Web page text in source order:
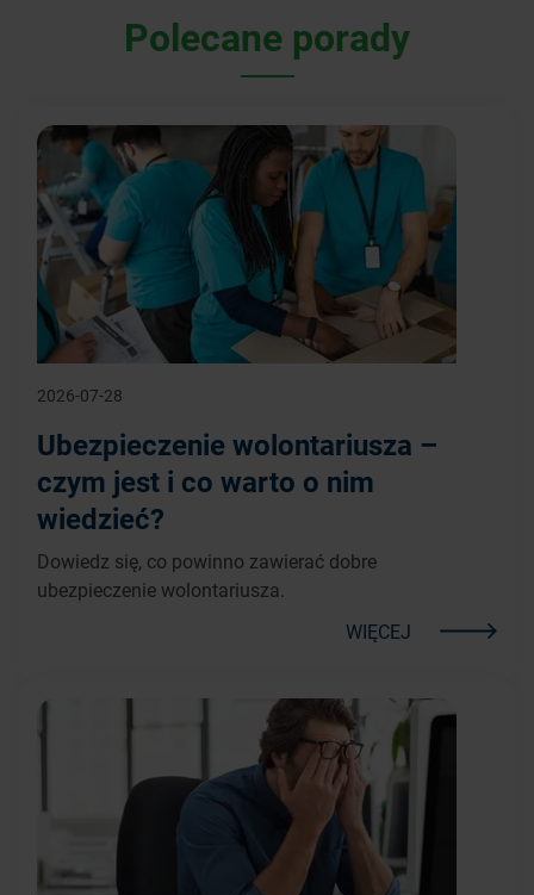
Polecane porady
2026-07-28
Ubezpieczenie wolontariusza –
czym jest i co warto o nim
wiedzieć?
Dowiedz się, co powinno zawierać dobre
ubezpieczenie wolontariusza.
WIĘCEJ